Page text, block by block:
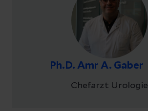
Ph.D. Amr A. Gaber
Chefarzt Urologie